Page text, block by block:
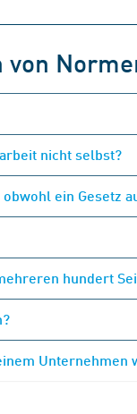
von
nicht selbst?
ein Gesetz
hundert
Unternehmen